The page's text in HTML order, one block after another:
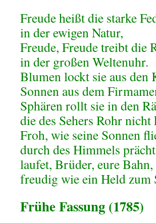
Freude heißt die starke
in der ewigen Natur,
Freude, Freude treibt die
in der großen Weltenuhr.
Blumen lockt sie aus den
Sonnen aus dem
Sphären rollt sie in den
die des Sehers Rohr nicht
Froh, wie seine Sonnen
durch des Himmels
laufet, Brüder, eure Bahn,
freudig wie ein Held zum
Frühe Fassung (1785)